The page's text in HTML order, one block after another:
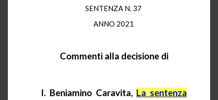
SENTENZA N. 37
ANNO 2021
Commenti alla decisione di
I. Beniamino Caravita, La sentenza